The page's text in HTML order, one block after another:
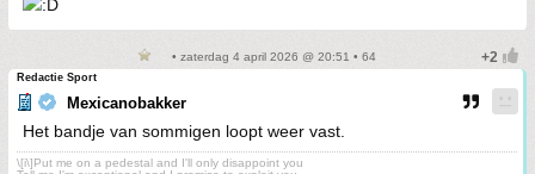
• zaterdag 4 april 2026 @ 20:51 • 64
Redactie Sport
Mexicanobakker
Het bandje van sommigen loopt weer vast.
\[i\]Put me on a pedestal and I'll only disappoint you